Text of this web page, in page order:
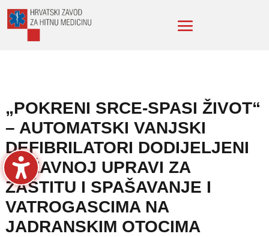
„POKRENI SRCE-SPASI ŽIVOT“
– AUTOMATSKI VANJSKI
DEFIBRILATORI DODIJELJENI
DRŽAVNOJ UPRAVI ZA
ZAŠTITU I SPAŠAVANJE I
VATROGASCIMA NA
JADRANSKIM OTOCIMA